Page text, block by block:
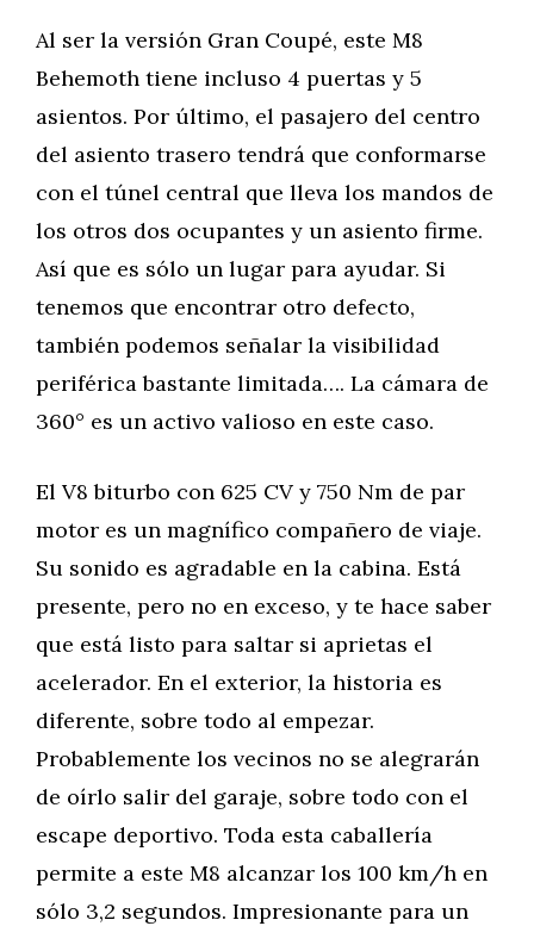
Al ser la versión Gran Coupé, este M8
Behemoth tiene incluso 4 puertas y 5
asientos. Por último, el pasajero del centro
del asiento trasero tendrá que conformarse
con el túnel central que lleva los mandos de
los otros dos ocupantes y un asiento firme.
Así que es sólo un lugar para ayudar. Si
tenemos que encontrar otro defecto,
también podemos señalar la visibilidad
periférica bastante limitada…. La cámara de
360° es un activo valioso en este caso.
El V8 biturbo con 625 CV y 750 Nm de par
motor es un magnífico compañero de viaje.
Su sonido es agradable en la cabina. Está
presente, pero no en exceso, y te hace saber
que está listo para saltar si aprietas el
acelerador. En el exterior, la historia es
diferente, sobre todo al empezar.
Probablemente los vecinos no se alegrarán
de oírlo salir del garaje, sobre todo con el
escape deportivo. Toda esta caballería
permite a este M8 alcanzar los 100 km/h en
sólo 3,2 segundos. Impresionante para un